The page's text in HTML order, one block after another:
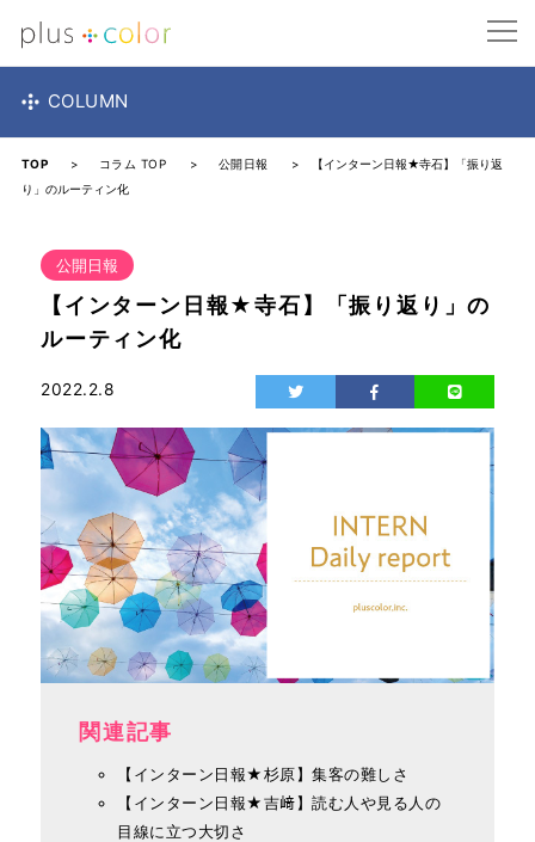
COLUMN
TOP > コラム TOP > 公開日報
> 【インターン日報★寺石】「振り返
り」のルーティン化
公開日報
【インターン日報★寺石】「振り返り」の
ルーティン化
2022.2.8
関連記事
【インターン日報★杉原】集客の難しさ
【インターン日報★吉﨑】読む人や見る人の
目線に立つ大切さ